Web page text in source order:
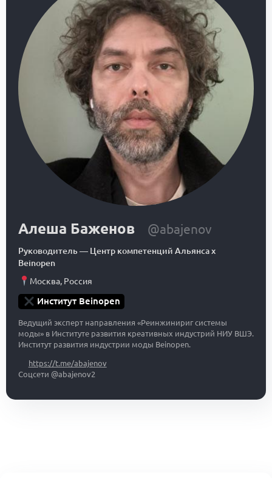
Алеша Баженов @abajenov
Руководитель— Центр компетенций Альянса x
Beinopen
Москва, Россия
Институт Beinopen
Ведущий эксперт направления «Реинжинириг системы
моды» в Институте развития креативных индустрий НИУ ВШЭ.
Институт развития индустрии моды Beinopen.
https://t.me/abajenov
Соцсети @abajenov2